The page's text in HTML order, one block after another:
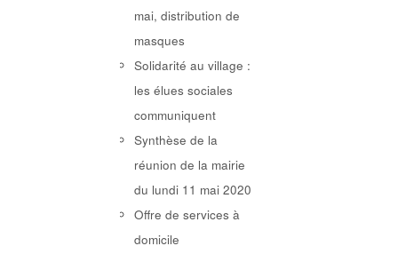
mai, distribution de
masques
Solidarité au village :
les élues sociales
communiquent
Synthèse de la
réunion de la mairie
du lundi 11 mai 2020
Offre de services à
domicile